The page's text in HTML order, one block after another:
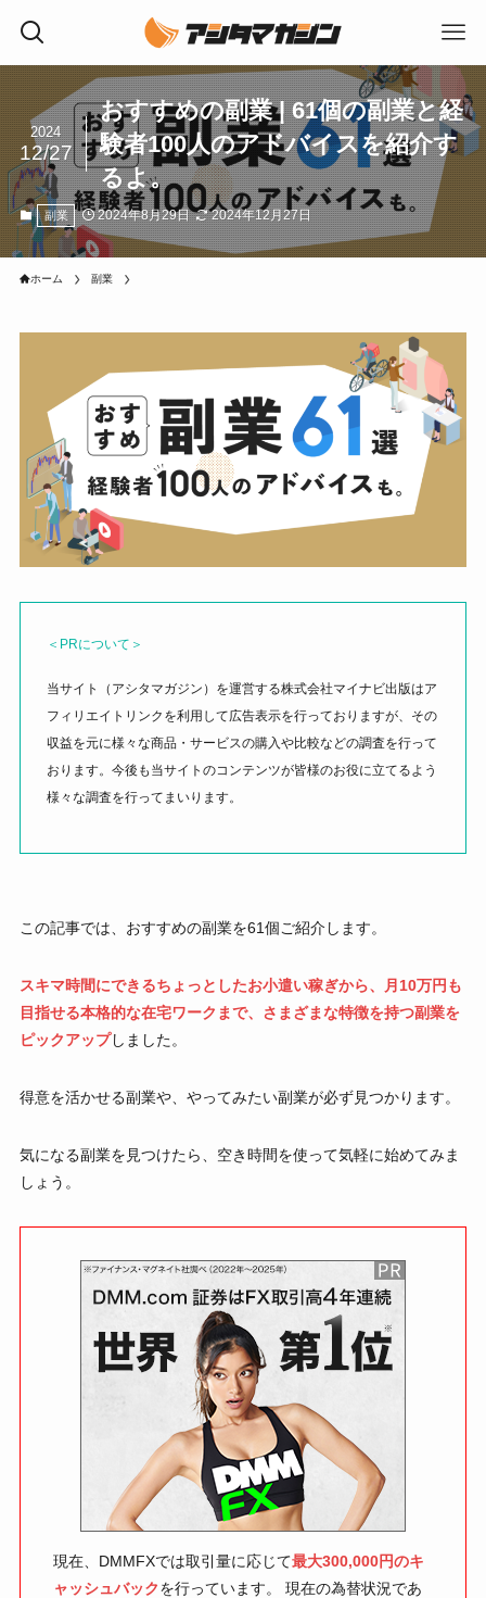
おすすめの副業 | 61個の副業と経
験者100人のアドバイスを紹介す
るよ。
2024
12/27
副業 2024年8月29日 2024年12月27日
ホーム 副業
＜PRについて＞
当サイト（アシタマガジン）を運営する株式会社マイナビ出版はア
フィリエイトリンクを利用して広告表示を行っておりますが、その
収益を元に様々な商品・サービスの購入や比較などの調査を行って
おります。今後も当サイトのコンテンツが皆様のお役に立てるよう
様々な調査を行ってまいります。
この記事では、おすすめの副業を61個ご紹介します。
スキマ時間にできるちょっとしたお小遣い稼ぎから、月10万円も
目指せる本格的な在宅ワークまで、さまざまな特徴を持つ副業を
ピックアップしました。
得意を活かせる副業や、やってみたい副業が必ず見つかります。
気になる副業を見つけたら、空き時間を使って気軽に始めてみま
しょう。
現在、DMMFXでは取引量に応じて最大300,000円のキ
ャッシュバックを行っています。 現在の為替状況であ